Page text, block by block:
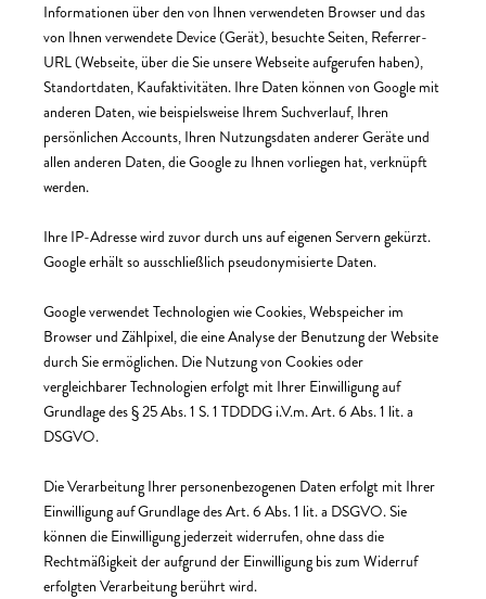
Informationen über den von Ihnen verwendeten Browser und das
von Ihnen verwendete Device (Gerät), besuchte Seiten, Referrer-
URL (Webseite, über die Sie unsere Webseite aufgerufen haben),
Standortdaten, Kaufaktivitäten. Ihre Daten können von Google mit
anderen Daten, wie beispielsweise Ihrem Suchverlauf, Ihren
persönlichen Accounts, Ihren Nutzungsdaten anderer Geräte und
allen anderen Daten, die Google zu Ihnen vorliegen hat, verknüpft
werden.
Ihre IP-Adresse wird zuvor durch uns auf eigenen Servern gekürzt.
Google erhält so ausschließlich pseudonymisierte Daten.
Google verwendet Technologien wie Cookies, Webspeicher im
Browser und Zählpixel, die eine Analyse der Benutzung der Website
durch Sie ermöglichen. Die Nutzung von Cookies oder
vergleichbarer Technologien erfolgt mit Ihrer Einwilligung auf
Grundlage des § 25 Abs. 1 S. 1 TDDDG i.V.m. Art. 6 Abs. 1 lit. a
DSGVO.
Die Verarbeitung Ihrer personenbezogenen Daten erfolgt mit Ihrer
Einwilligung auf Grundlage des Art. 6 Abs. 1 lit. a DSGVO. Sie
können die Einwilligung jederzeit widerrufen, ohne dass die
Rechtmäßigkeit der aufgrund der Einwilligung bis zum Widerruf
erfolgten Verarbeitung berührt wird.